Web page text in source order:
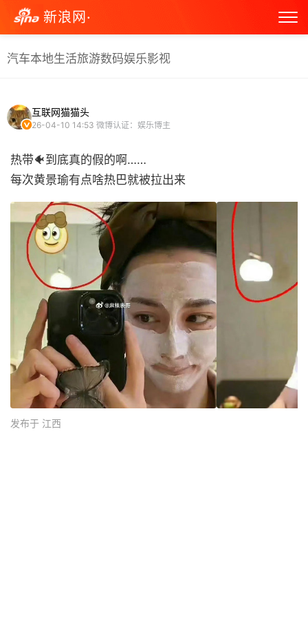
新浪网·
汽车本地生活旅游数码娱乐影视
互联网猫猫头
26-04-10 14:53 微博认证：娱乐博主
热带🐠到底真的假的啊……
每次黄景瑜有点啥热巴就被拉出来 ​
发布于 江西